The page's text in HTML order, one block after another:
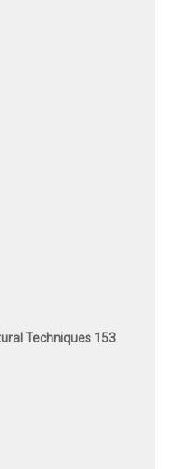
Techniques 153